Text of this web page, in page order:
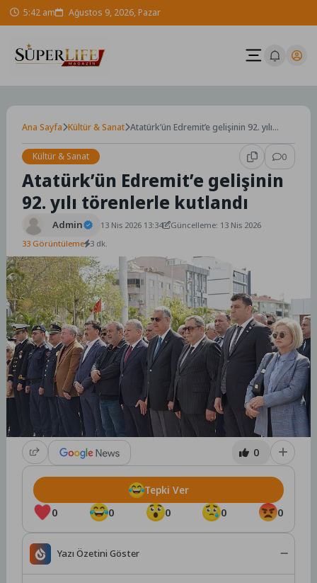
Skip 5:42 am Ağustos 9, 2026, Pazar
Ana Sayfa Kültür & Sanat Atatürk’ün Edremit’e gelişinin 92. yılı
Kültür & Sanat
0
Atatürk’ün Edremit’e gelişinin
92. yılı törenlerle kutlandı
Admin 13 Nis 2026 13:34
Güncelleme: 13 Nis 2026
33 Görüntüleme 3 dk.
0
0 0 0 0 0
Tepki Ver
Yazı Özetini Göster